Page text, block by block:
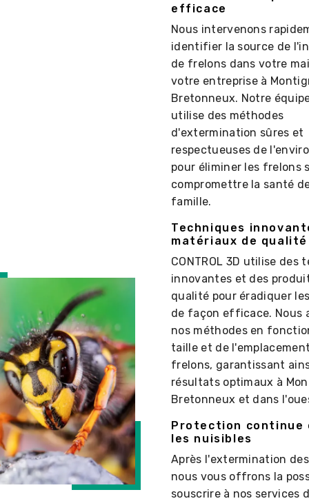
efficace
Nous intervenons
identifier la source de
de frelons dans votre
votre entreprise à
Bretonneux. Notre
utilise des méthodes
d'extermination sûres et
respectueuses de
pour éliminer les frelons
compromettre la santé
famille.
Techniques
matériaux de qualité
CONTROL 3D utilise des
innovantes et des
qualité pour éradiquer
de façon efficace. Nous
nos méthodes en
taille et de
frelons, garantissant
résultats optimaux à
Bretonneux et dans
Protection continue
les nuisibles
Après l'extermination
nous vous offrons la
souscrire à nos services